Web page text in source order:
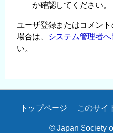
か確認してください。
ユーザ登録またはコメン
場合は、
システム管理者
い。
Secondary
トップページ このサイ
© Japan Society